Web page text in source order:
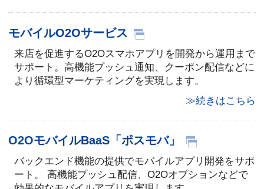
モバイルO2Oサービス
来店を促進するO2Oスマホアプリを開発から運用まで
サポート。高機能プッシュ通知、クーポン配信などに
より循環型マーケティングを実現します。
≫続きはこちら
O2OモバイルBaaS「ポスモバ」
バックエンド機能の提供でモバイルアプリ開発をサポ
ート。 高機能プッシュ配信、O2Oオプションなどで